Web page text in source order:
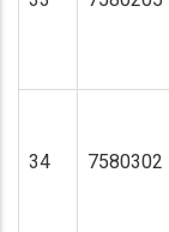
34 7580302